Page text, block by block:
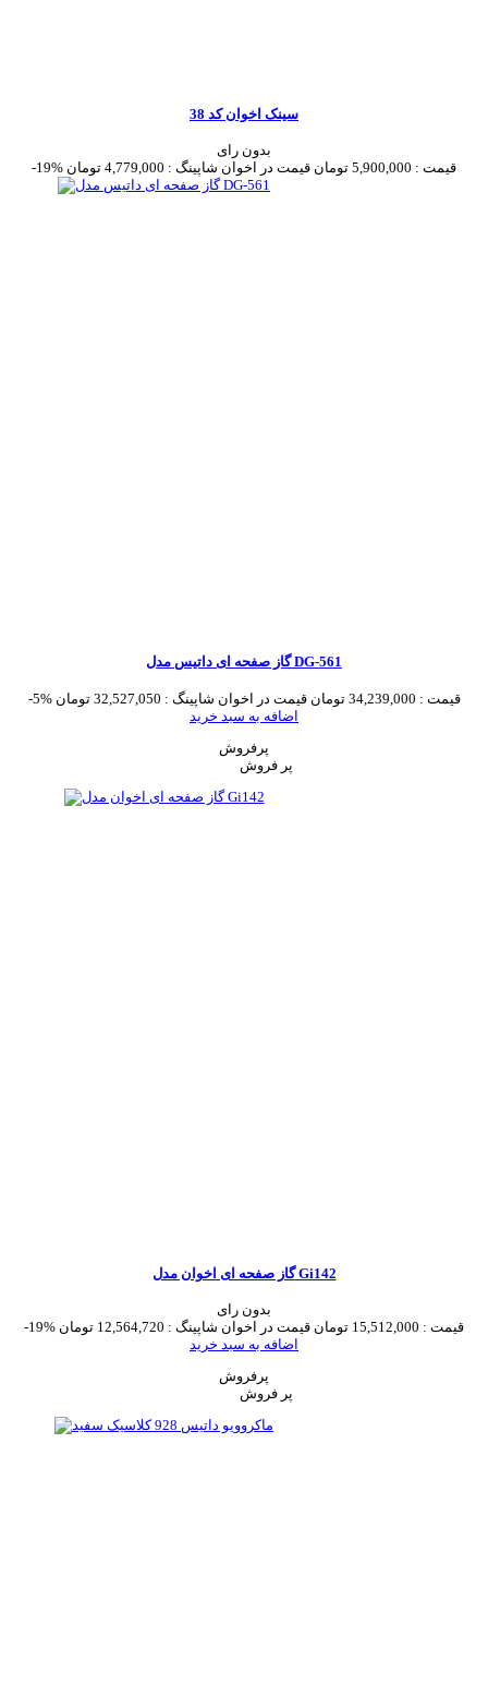
سینک اخوان کد 38
بدون رای
-19%
قیمت : 5,900,000 تومان قیمت در اخوان شاپینگ : 4,779,000 تومان
گاز صفحه ای داتیس مدل DG-561
-5% قیمت : 34,239,000 تومان قیمت در اخوان شاپینگ : 32,527,050 تومان
اضافه به سبد خرید
پرفروش
گاز صفحه ای اخوان مدل Gi142
بدون رای
-19%
قیمت : 15,512,000 تومان قیمت در اخوان شاپینگ : 12,564,720 تومان
اضافه به سبد خرید
پرفروش